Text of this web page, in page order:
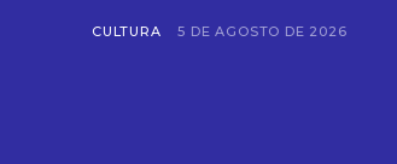
CULTURA 5 DE AGOSTO DE 2026